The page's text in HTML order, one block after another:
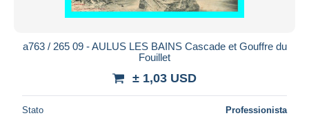
a763 / 265 09 - AULUS LES BAINS Cascade et Gouffre du
Fouillet
± 1,03 USD
Stato Professionista